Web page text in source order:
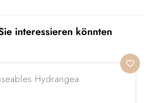
interessieren könnten
Hydrangea